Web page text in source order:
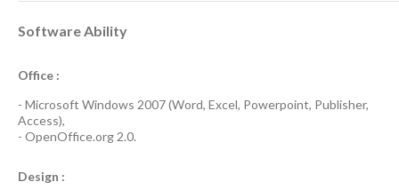
Software Ability
Office :
- Microsoft Windows 2007(Word, Excel, Powerpoint, Publisher,
Access),
- OpenOffice.org 2.0.
Design :